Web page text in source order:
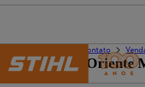
Contato
STIHL – no Oriente